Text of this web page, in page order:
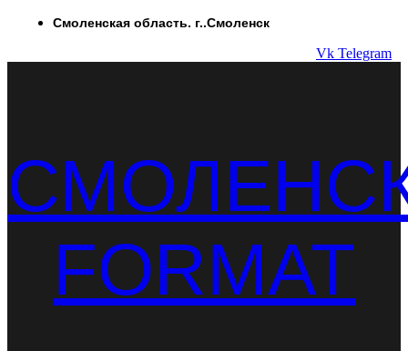
ПерейтиСмоленская область. г..Смоленск
Vk Telegram
FORMAT